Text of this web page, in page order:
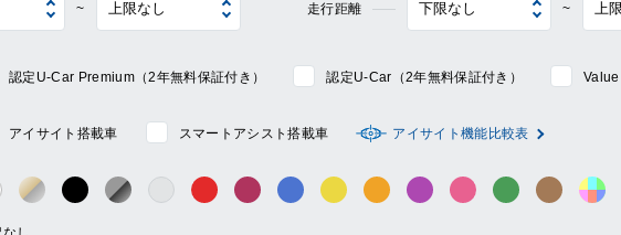
~ 走行距離 ~
認定U-Car Premium（2年無料保証付き） 認定U-Car（2年無料保証付き） Value
アイサイト搭載車 スマートアシスト搭載車 アイサイト機能比較表
ホワイト系ゴールド・シルバー系
ブラック系ガンメタ系グレー系 レッド系 ワイン系 ブルー系 イエロー系オレンジ系パープル系ピンク系 グリーン系ブラウン